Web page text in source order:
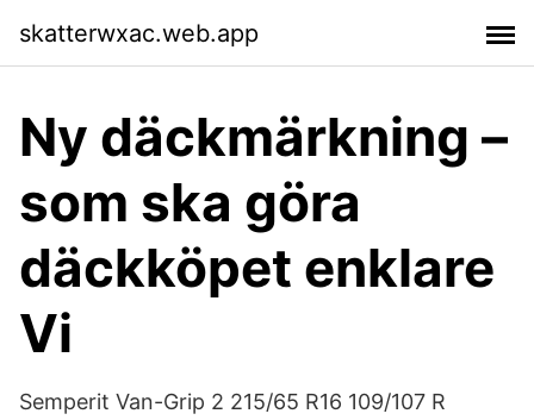
skatterwxac.web.app
Ny däckmärkning –
som ska göra
däckköpet enklare
Vi
Semperit Van-Grip 2 215/65 R16 109/107 R